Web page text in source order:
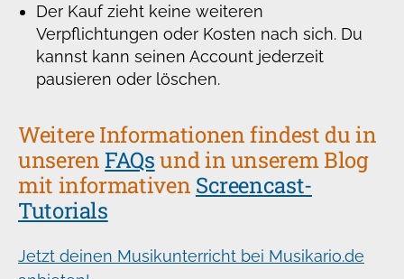
Der Kauf zieht keine weiteren
Verpflichtungen oder Kosten nach sich. Du
kannst kann seinen Account jederzeit
pausieren oder löschen.
Weitere Informationen findest du in
unseren FAQsund in unserem Blog
mit informativen Screencast-
Tutorials
Jetzt deinen Musikunterricht bei Musikario.de